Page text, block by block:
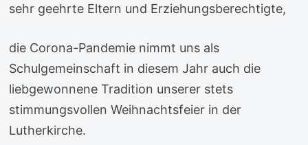
sehr geehrte Eltern und Erziehungsberechtigte,
die Corona-Pandemie nimmt uns als
Schulgemeinschaft in diesem Jahr auch die
liebgewonnene Tradition unserer stets
stimmungsvollen Weihnachtsfeier in der
Lutherkirche.